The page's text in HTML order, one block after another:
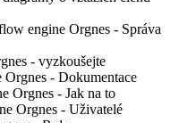
engine Orgnes - Správa
- vyzkoušejte
- Dokumentace
Orgnes - Jak na to
Orgnes - Uživatelé